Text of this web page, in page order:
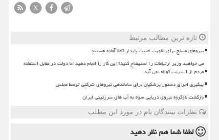
X
تازه ترین مطالب مرتبط
نیروهای مسلح برای تقویت امنیت پایدار کاملا آماده هستند
می خواهید وزیر ارتباطات را استیضاح کنید؟ این کار را انجام دهید اما دولت در مقابل استفاده
مردم از اینترنت کوتاه نمی آید
پیگیری اجرای دستور پزشکیان برای ساماندهی نیروهای شرکتی توسط مجلس
بازگشت ناوگروه نیروی دریایی سپاه به آب های سرزمینی ایران
نظرات بینندگان نام در مورد این مطلب
لطفا شما همنظر دهید